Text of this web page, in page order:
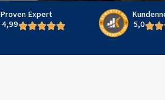
Proven Expert
4,99
5,0